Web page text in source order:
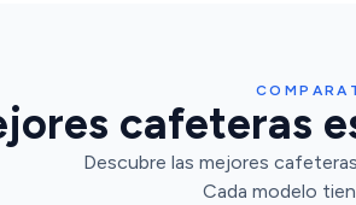
cafeteras
Descubre las mejores
Cada modelo